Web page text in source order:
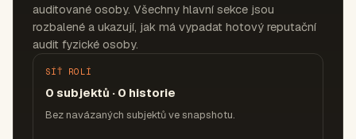
auditované osoby. Všechny hlavní sekce jsou
rozbalené a ukazují, jak má vypadat hotový reputační
audit fyzické osoby.
SÍŤ ROLÍ
0 subjektů · 0 historie
Bez navázaných subjektů ve snapshotu.